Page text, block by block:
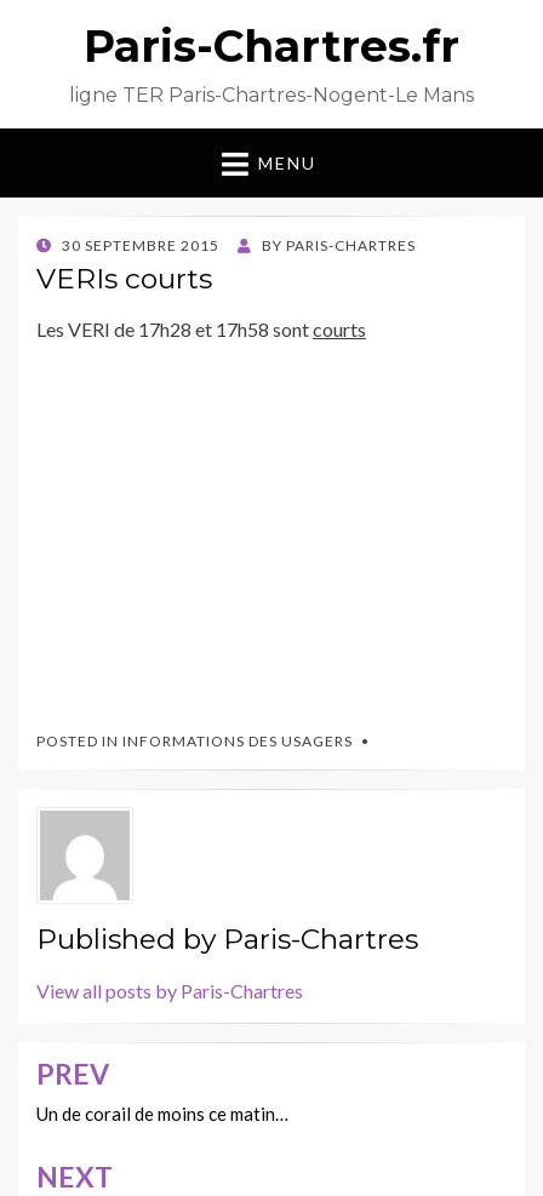
Paris-Chartres.fr
ligne TER Paris-Chartres-Nogent-Le Mans
MENU
POSTED
ON
30 SEPTEMBRE 2015 BY PARIS-CHARTRES
VERIs courts
Les VERI de 17h28 et 17h58 sontcourts
POSTED IN INFORMATIONS DES USAGERS
Published by Paris-Chartres
View all posts by Paris-Chartres
Navigation
de
l’article
PREV
Un de corail de moins ce matin…
NEXT